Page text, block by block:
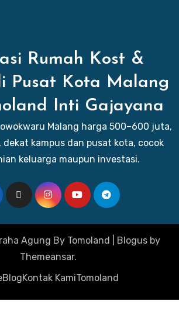
Rumah Kost &
Pusat Kota Malang
Inti Gajayana
Malang harga 500–600 juta,
dekat kampus dan pusat kota, cocok
keluarga maupun investasi.
Agung By Tomoland Blogusby
Themeansar.
BlogKontak KamiTomoland